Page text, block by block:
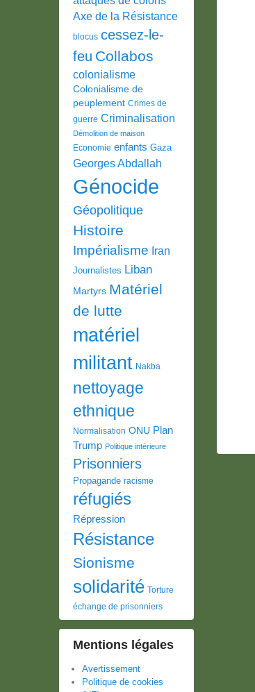
Axe de la Résistance
blocus cessez-le-
feu Collabos
colonialisme
Colonialisme de
peuplement Crimes de
guerre Criminalisation
Démolition de maison
Economie enfants Gaza
Georges Abdallah
Génocide
Géopolitique
Histoire
Impérialisme Iran
Journalistes Liban
Martyrs Matériel
de lutte
matériel
militant Nakba
nettoyage
ethnique
Normalisation ONU Plan
Trump Politique intérieure
Prisonniers
Propagande racisme
réfugiés
Répression
Résistance
Sionisme
solidarité Torture
échange de prisonniers
Mentions légales
Avertissement
Politique de cookies